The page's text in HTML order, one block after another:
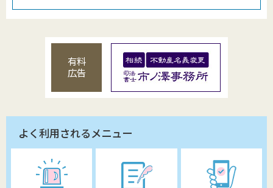
有料
広告
よく利用されるメニュー